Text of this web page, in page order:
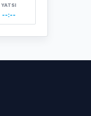
YATSI
--:--